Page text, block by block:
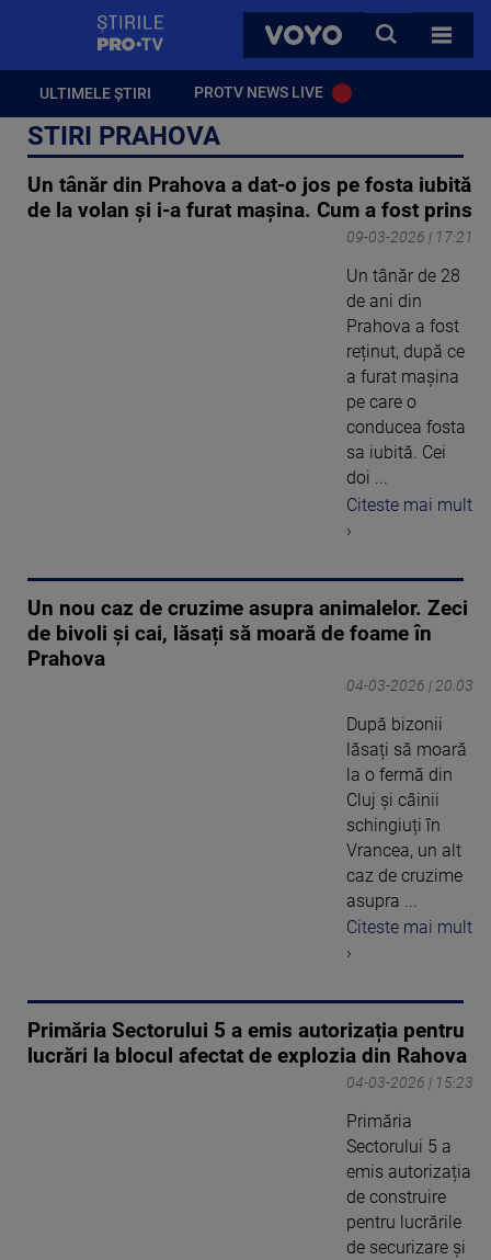
VOYO
CAUTA
TOATE
ULTIMELE ȘTIRI PROTV NEWS LIVE
STIRI PRAHOVA
Un tânăr din Prahova a dat-o jos pe fosta iubită
de la volan și i-a furat mașina. Cum a fost prins
09-03-2026 | 17:21
Un tânăr de 28
de ani din
Prahova a fost
reținut, după ce
a furat mașina
pe care o
conducea fosta
sa iubită. Cei
doi ...
Citeste mai mult
›
Un nou caz de cruzime asupra animalelor. Zeci
de bivoli și cai, lăsați să moară de foame în
Prahova
04-03-2026 | 20:03
După bizonii
lăsați să moară
la o fermă din
Cluj și câinii
schingiuți în
Vrancea, un alt
caz de cruzime
asupra ...
Citeste mai mult
›
Primăria Sectorului 5 a emis autorizația pentru
lucrări la blocul afectat de explozia din Rahova
04-03-2026 | 15:23
Primăria
Sectorului 5 a
emis autorizația
de construire
pentru lucrările
de securizare și